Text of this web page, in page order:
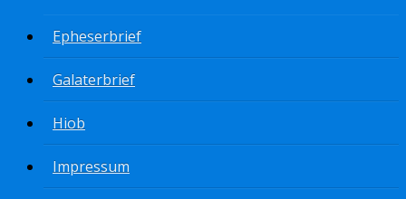
Epheserbrief
Galaterbrief
Hiob
Impressum